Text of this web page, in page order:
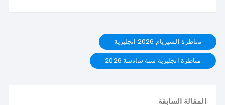
مناظرة السيزيام 2026 انجليزية
مناظرة انجليزية سنة سادسة 2026
المقالة السابقة